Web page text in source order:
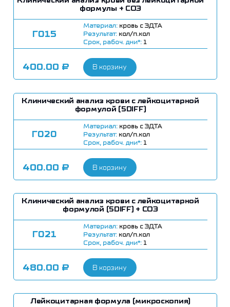
формулы + СОЭ
Г015
Материал: кровь с ЭДТА
Результат: кол/п.кол
Срок, рабоч. дни*: 1
400.00 ₽ В корзину
Клинический анализ крови с лейкоцитарной
формулой (5DIFF)
Г020
Материал: кровь с ЭДТА
Результат: кол/п.кол
Срок, рабоч. дни*: 1
400.00 ₽ В корзину
Клинический анализ крови с лейкоцитарной
формулой (5DIFF) + СОЭ
Г021
Материал: кровь с ЭДТА
Результат: кол/п.кол
Срок, рабоч. дни*: 1
480.00 ₽ В корзину
Лейкоцитарная формула (микроскопия)